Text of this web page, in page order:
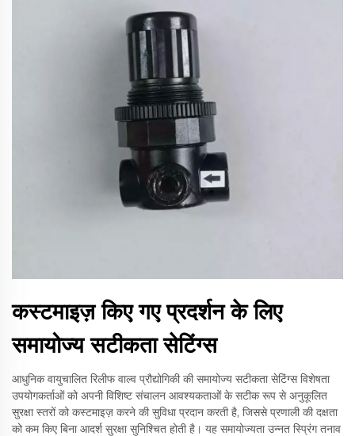
कस्टमाइज़ किए गए प्रदर्शन के लिए
समायोज्य सटीकता सेटिंग्स
आधुनिक वायुचालित रिलीफ वाल्व प्रौद्योगिकी की समायोज्य सटीकता सेटिंग्स विशेषता
उपयोगकर्ताओं को अपनी विशिष्ट संचालन आवश्यकताओं के सटीक रूप से अनुकूलित
सुरक्षा स्तरों को कस्टमाइज़ करने की सुविधा प्रदान करती है, जिससे प्रणाली की दक्षता
को कम किए बिना आदर्श सुरक्षा सुनिश्चित होती है। यह समायोज्यता उन्नत स्प्रिंग तनाव